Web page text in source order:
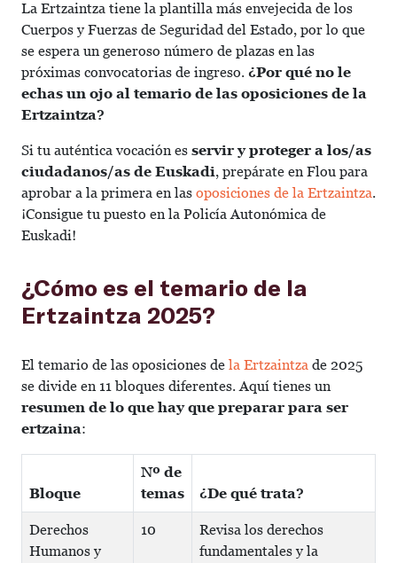
La Ertzaintza tiene la plantilla más envejecida de los
Cuerpos y Fuerzas de Seguridad del Estado, por lo que
se espera un generoso número de plazas en las
próximas convocatorias de ingreso. ¿Por qué no le
echas un ojo al temario de las oposiciones de la
Ertzaintza?
Si tu auténtica vocación es servir y proteger a los/as
ciudadanos/as de Euskadi, prepárate en Flou para
aprobar a la primera en las oposiciones de la Ertzaintza.
¡Consigue tu puesto en la Policía Autonómica de
Euskadi!
¿Cómo es el temario de la
Ertzaintza 2025?
El temario de las oposiciones de la Ertzaintza de 2025
se divide en 11 bloques diferentes. Aquí tienes un
resumen de lo que hay que preparar para ser
ertzaina:
Bloque
Nº de
temas
¿De qué trata?
Derechos
Humanos y
10
Revisa los derechos
fundamentales y la